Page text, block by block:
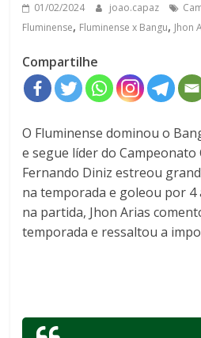
01/02/2024 joao.capaz
Fluminense, Fluminense x Bangu, Jhon
Compartilhe
O Fluminense dominou o
e segue líder do Campeonato
Fernando Diniz estreou
na temporada e goleou por 4
na partida, Jhon Arias
temporada e ressaltou a